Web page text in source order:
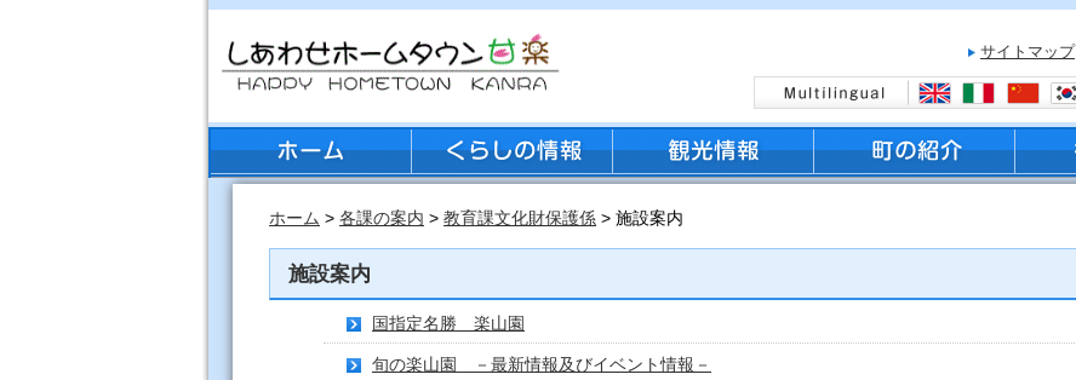
サイトマップ
ホーム > 各課の案内 > 教育課文化財保護係 > 施設案内
施設案内
国指定名勝 楽山園
旬の楽山園 －最新情報及びイベント情報－